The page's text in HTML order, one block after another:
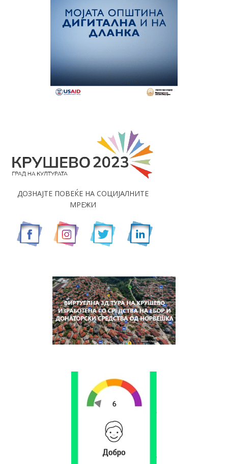
ДОЗНАЈТЕ ПОВЕЌЕ НА СОЦИЈАЛНИТЕ
МРЕЖИ